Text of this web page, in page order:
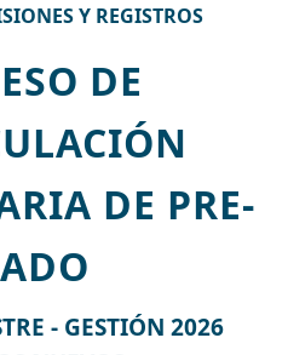
Y REGISTROS
DE
DE PRE-
- GESTIÓN 2026